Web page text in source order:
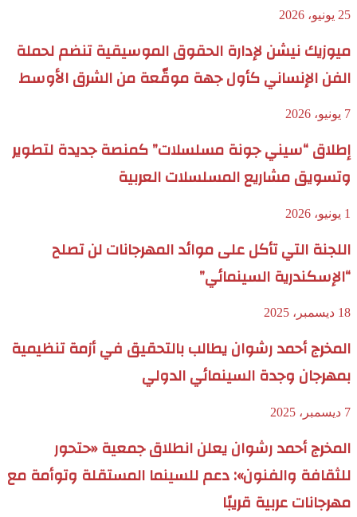
25 يونيو، 2026
ميوزيك نيشن لإدارة الحقوق الموسيقية تنضم لحملة
الفن الإنساني كأول جهة موقّعة من الشرق الأوسط
7 يونيو، 2026
إطلاق “سيني جونة مسلسلات” كمنصة جديدة لتطوير
وتسويق مشاريع المسلسلات العربية
1 يونيو، 2026
اللجنة التي تأكل على موائد المهرجانات لن تصلح
“الإسكندرية السينمائي”
18 ديسمبر، 2025
المخرج أحمد رشوان يطالب بالتحقيق في أزمة تنظيمية
بمهرجان وجدة السينمائي الدولي
7 ديسمبر، 2025
المخرج أحمد رشوان يعلن انطلاق جمعية «حتحور
للثقافة والفنون»: دعم للسينما المستقلة وتوأمة مع
مهرجانات عربية قريبًا